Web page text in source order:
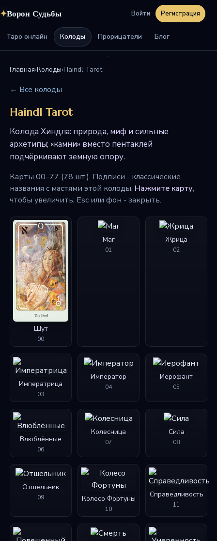
✦Ворон Судьбы
Таро онлайн Колоды Прорицатели Блог
Войти Регистрация
Главная›Колоды›Haindl Tarot
← Все колоды
Haindl Tarot
Колода Хиндла: природа, миф и сильные
архетипы; «камни» вместо пентаклей
подчёркивают земную опору.
Карты 00–77 (78 шт.). Подписи - классические
названия с мастями этой колоды. Нажмите карту,
чтобы увеличить; Esc или фон - закрыть.
Шут
00
Маг
01
Жрица
02
Императрица
03
Император
04
Иерофант
05
Влюблённые
06
Колесница
07
Сила
08
Отшельник
09 Колесо Фортуны
10
Справедливость
11